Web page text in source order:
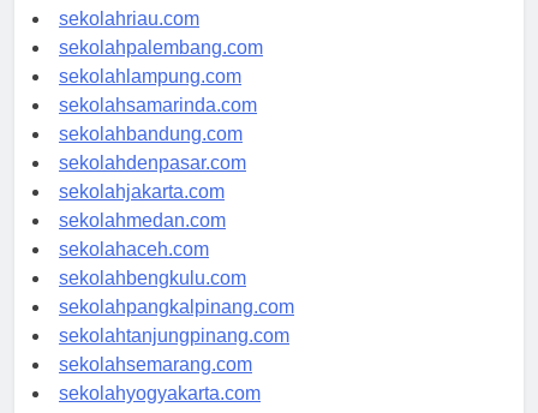
sekolahjambi.com
sekolahriau.com
sekolahpalembang.com
sekolahlampung.com
sekolahsamarinda.com
sekolahbandung.com
sekolahdenpasar.com
sekolahjakarta.com
sekolahmedan.com
sekolahaceh.com
sekolahbengkulu.com
sekolahpangkalpinang.com
sekolahtanjungpinang.com
sekolahsemarang.com